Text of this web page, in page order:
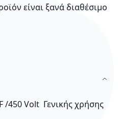
είναι ξανά διαθέσιμο
/450 Volt Γενικής χρήσης